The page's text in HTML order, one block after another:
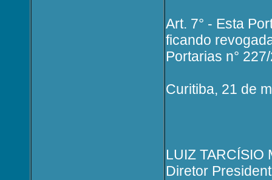
Art. 7° - Esta
ficando
Portarias n°
Curitiba, 21 de
LUIZ TARCÍSIO
Diretor